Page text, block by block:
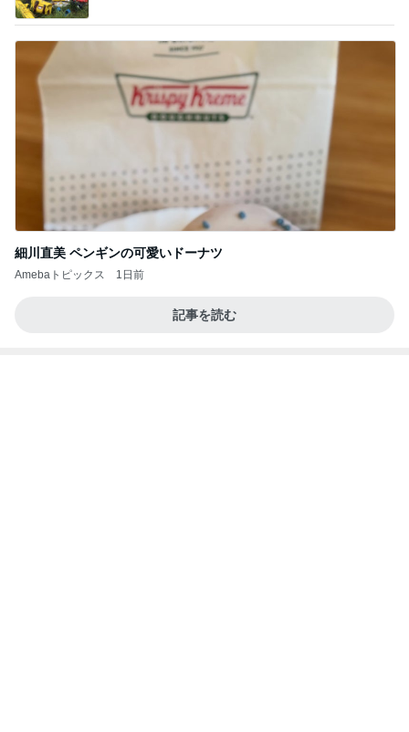
細川直美 ペンギンの可愛いドーナツ
Amebaトピックス 1日前
記事を読む